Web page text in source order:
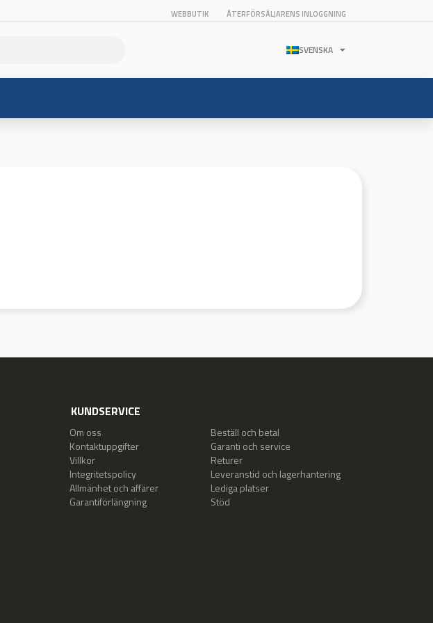
WEBBUTIK ÅTERFÖRSÄLJARENS INLOGGNING
SVENSKA
KUNDSERVICE
Om oss
Kontaktuppgifter
Villkor
Integritetspolicy
Allmänhet och affärer
Garantiförlängning
Beställ och betal
Garanti och service
Returer
Leveranstid och lagerhantering
Lediga platser
Stöd